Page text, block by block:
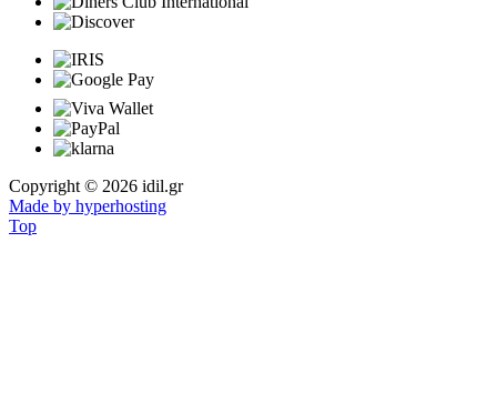
Copyright © 2026 idil.gr
Made by hyperhosting
Top